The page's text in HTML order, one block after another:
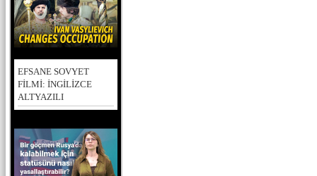
EFSANE SOVYET
FİLMİ: İNGİLİZCE
ALTYAZILI